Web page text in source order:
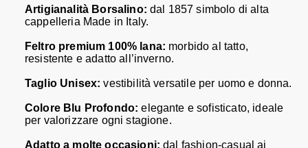
Artigianalità Borsalino: dal 1857 simbolo di alta
cappelleria Made in Italy.
Feltro premium 100% lana: morbido al tatto,
resistente e adatto all’inverno.
Taglio Unisex: vestibilità versatile per uomo e donna.
Colore Blu Profondo: elegante e sofisticato, ideale
per valorizzare ogni stagione.
Adatto a molte occasioni: dal fashion‐casual ai